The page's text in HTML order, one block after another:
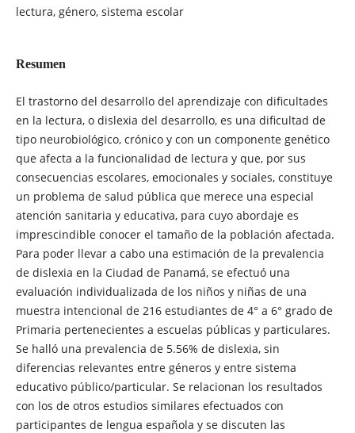
lectura, género, sistema escolar
Resumen
El trastorno del desarrollo del aprendizaje con dificultades
en la lectura, o dislexia del desarrollo, es una dificultad de
tipo neurobiológico, crónico y con un componente genético
que afecta a la funcionalidad de lectura y que, por sus
consecuencias escolares, emocionales y sociales, constituye
un problema de salud pública que merece una especial
atención sanitaria y educativa, para cuyo abordaje es
imprescindible conocer el tamaño de la población afectada.
Para poder llevar a cabo una estimación de la prevalencia
de dislexia en la Ciudad de Panamá, se efectuó una
evaluación individualizada de los niños y niñas de una
muestra intencional de 216 estudiantes de 4° a 6° grado de
Primaria pertenecientes a escuelas públicas y particulares.
Se halló una prevalencia de 5.56% de dislexia, sin
diferencias relevantes entre géneros y entre sistema
educativo público/particular. Se relacionan los resultados
con los de otros estudios similares efectuados con
participantes de lengua española y se discuten las